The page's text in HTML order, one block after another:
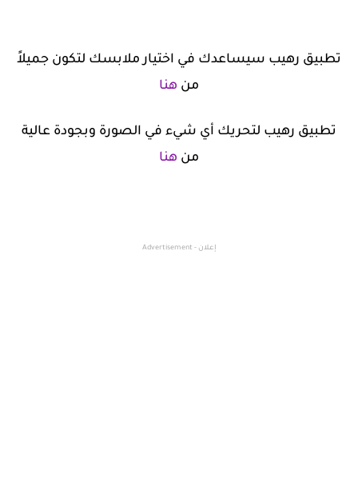
تطبيق رهيب سيساعدك في اختيار ملابسك لتكون جميلاً
من هنا
تطبيق رهيب لتحريك أي شيء في الصورة وبجودة عالية
من هنا
إعلان - Advertisement